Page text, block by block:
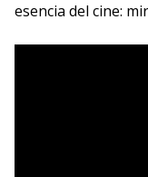
esencia del cine: